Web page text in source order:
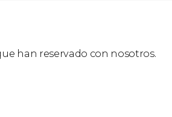
han reservado con nosotros.